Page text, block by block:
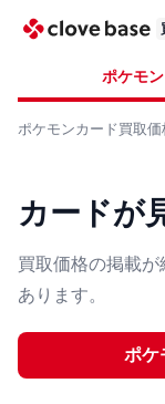
ポケモン
ポケモンカード買取
カードが
買取価格の掲載
あります。
ポケ